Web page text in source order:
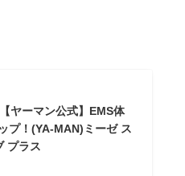
ヤーマン公式】EMS体
プ！(YA-MAN)ミーゼ ス
プラス